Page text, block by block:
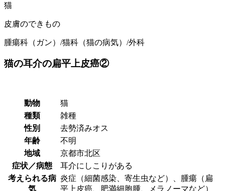
猫
皮膚のできもの
腫瘍科（ガン）/猫科（猫の病気）/外科
猫の耳介の扁平上皮癌②
動物
猫
種類
雑種
性別
去勢済みオス
年齢
不明
地域
京都市北区
症状／病態
耳介にしこりがある
考えられる病
気
炎症（細菌感染、寄生虫など）、腫瘍（扁
平上皮癌、肥満細胞腫、メラノーマなど）